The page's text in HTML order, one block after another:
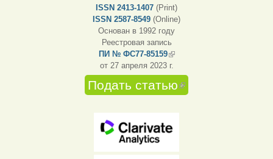
ISSN 2413-1407 (Print)
ISSN 2587-8549 (Online)
Основан в 1992 году
Реестровая запись
ПИ № ФС77-85159(внешняя ссылка)
от 27 апреля 2023 г.
Подать статью